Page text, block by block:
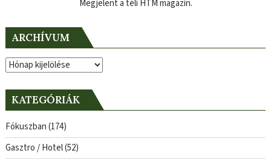
Megjelent a téli HTM magazin.
ARCHÍVUM
Archívum
KATEGÓRIÁK
Fókuszban(174)
Gasztro / Hotel(52)